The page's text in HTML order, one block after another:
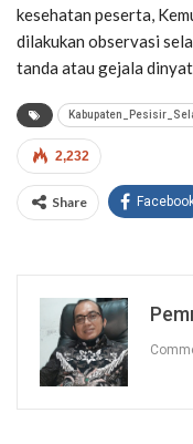
kesehatan peserta,
dilakukan observasi
tanda atau gejala
2,232
Share